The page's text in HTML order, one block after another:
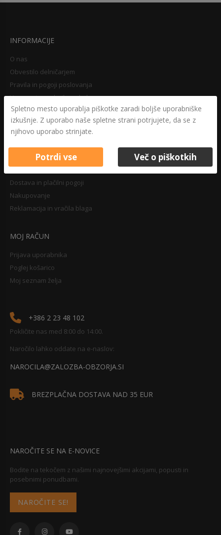
INFORMACIJE
O nas
Obvestilo delničarjem
Pravila in pogoji poslovanja
Varovanje osebnih podatkov
Druga določila
Pravilnik o zasebnosti
Pravno obvestilo
Dostava in plačilni pogoji
Nakupovanje
Reklamacija in vračila blaga
MOJ RAČUN
Prijava uporabnika
Poglej košarico
Moj seznam želja
+386 2 23 48 102
Pokličite nas med 8:00 do 14:00.
Naročilo lahko oddate na e-naslov:
NAROCILA@ZALOZBA-OBZORJA.SI
BREZPLAČNA DOSTAVA NAD 35 EUR
NAROČITE SE NA E-NOVICE
Bodite na tekočem z našimi najnovejšimi akcijami, popusti in
posebnimi ponudbami.
NAROČITE SE!
Spletno mesto uporablja piškotke zaradi boljše uporabniške
izkušnje. Z uporabo naše spletne strani potrjujete, da se z
njihovo uporabo strinjate.
Potrdi vse Več o piškotkih